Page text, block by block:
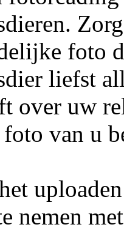
foto
liefst
over uw
foto van u
nemen